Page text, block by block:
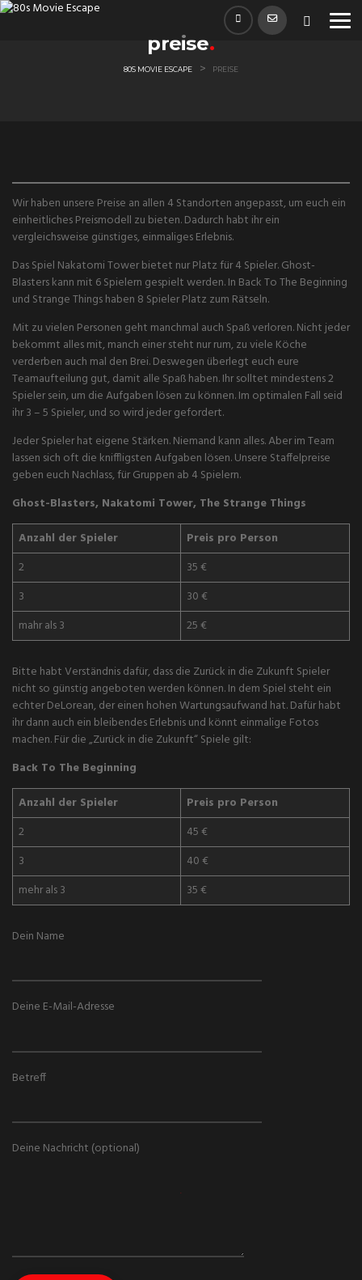
Skip
preise
80S MOVIE ESCAPE > PREISE
Wir haben unsere Preise an allen 4 Standorten angepasst, um euch ein
einheitliches Preismodell zu bieten. Dadurch habt ihr ein
vergleichsweise günstiges, einmaliges Erlebnis.
Das Spiel Nakatomi Tower bietet nur Platz für 4 Spieler. Ghost-
Blasters kann mit 6 Spielern gespielt werden. In Back To The Beginning
und Strange Things haben 8 Spieler Platz zum Rätseln.
Mit zu vielen Personen geht manchmal auch Spaß verloren. Nicht jeder
bekommt alles mit, manch einer steht nur rum, zu viele Köche
verderben auch mal den Brei. Deswegen überlegt euch eure
Teamaufteilung gut, damit alle Spaß haben. Ihr solltet mindestens 2
Spieler sein, um die Aufgaben lösen zu können. Im optimalen Fall seid
ihr 3 – 5 Spieler, und so wird jeder gefordert.
Jeder Spieler hat eigene Stärken. Niemand kann alles. Aber im Team
lassen sich oft die kniffligsten Aufgaben lösen. Unsere Staffelpreise
geben euch Nachlass, für Gruppen ab 4 Spielern.
Ghost-Blasters, Nakatomi Tower, The Strange Things
Anzahl der Spieler
Preis pro Person
2
35 €
3
30 €
mahr als 3
25 €
Bitte habt Verständnis dafür, dass die Zurück in die Zukunft Spieler
nicht so günstig angeboten werden können. In dem Spiel steht ein
echter DeLorean, der einen hohen Wartungsaufwand hat. Dafür habt
ihr dann auch ein bleibendes Erlebnis und könnt einmalige Fotos
machen. Für die „Zurück in die Zukunft“ Spiele gilt:
Back To The Beginning
Anzahl der Spieler
Preis pro Person
2
45 €
3
40 €
mehr als 3
35 €
Dein Name
Deine E-Mail-Adresse
Betreff
Deine Nachricht (optional)